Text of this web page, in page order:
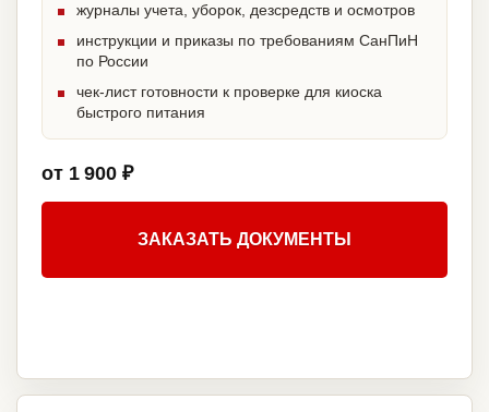
журналы учета, уборок, дезсредств и осмотров
инструкции и приказы по требованиям СанПиН
по России
чек-лист готовности к проверке для киоска
быстрого питания
от 1 900 ₽
ЗАКАЗАТЬ ДОКУМЕНТЫ